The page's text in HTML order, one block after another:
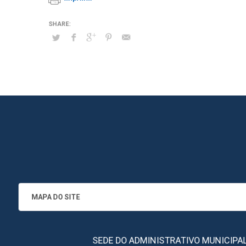
MAPA DO SITE
SEDE DO ADMINISTRATIVO